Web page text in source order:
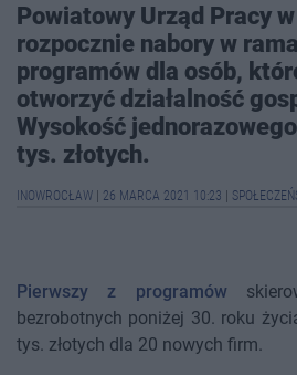
Powiatowy Urząd Pracy
rozpocznie nabory w
programów dla osób,
otworzyć działalność
Wysokość
tys. złotych.
INOWROCŁAW 26 MARCA 2021 10:23
Pierwszy z programów
bezrobotnych poniżej 30. roku
tys. złotych dla 20 nowych firm.